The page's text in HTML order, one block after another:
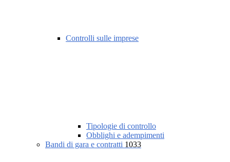
Controlli sulle imprese
Tipologie di controllo
Obblighi e adempimenti
Bandi di gara e contratti 1033